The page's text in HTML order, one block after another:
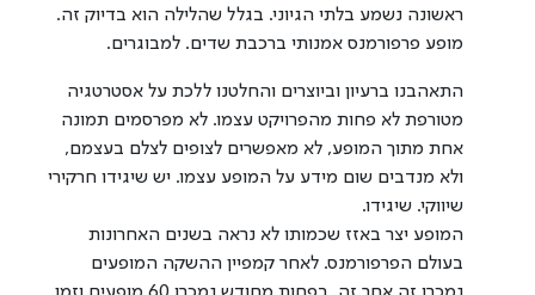
ראשונה נשמע בלתי הגיוני. בגלל שהלילה הוא בדיוק זה.
מופע פרפורמנס אמנותי ברכבת שדים. למבוגרים.
התאהבנו ברעיון וביוצרים והחלטנו ללכת על אסטרטגיה
מטורפת לא פחות מהפרויקט עצמו. לא מפרסמים תמונה
אחת מתוך המופע, לא מאפשרים לצופים לצלם בעצמם,
ולא מנדבים שום מידע על המופע עצמו. יש שיגידו חרקירי
שיווקי. שיגידו.
המופע יצר באזז שכמותו לא נראה בשנים האחרונות
בעולם הפרפורמנס. לאחר קמפיין ההשקה המופעים